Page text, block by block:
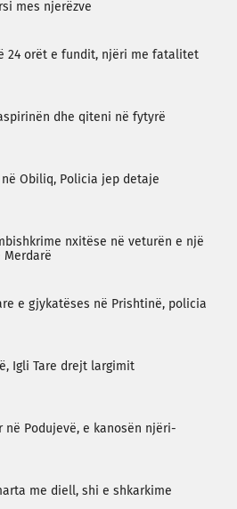
mes njerëzve
24 orët e fundit, njëri me fatalitet
dhe qiteni në fytyrë
Obiliq, Policia jep detaje
nxitëse në veturën e një
e gjykatëses në Prishtinë, policia
Igli Tare drejt largimit
në Podujevë, e kanosën njëri-
me diell, shi e shkarkime